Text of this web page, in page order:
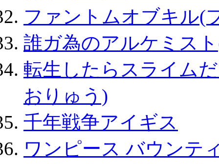
ファントムオブキル(
誰ガ為のアルケミス
転生したらスライム
おりゅう)
千年戦争アイギス
ワンピース バウンテ